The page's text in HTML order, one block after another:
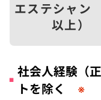
エステシャン
以上）
社会人経験（
トを除く
※